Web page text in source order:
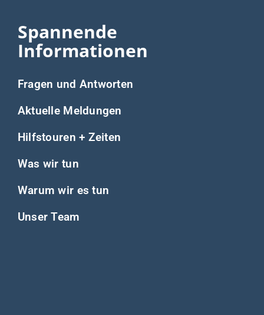
Spannende
Informationen
Fragen und Antworten
Aktuelle Meldungen
Hilfstouren + Zeiten
Was wir tun
Warum wir es tun
Unser Team